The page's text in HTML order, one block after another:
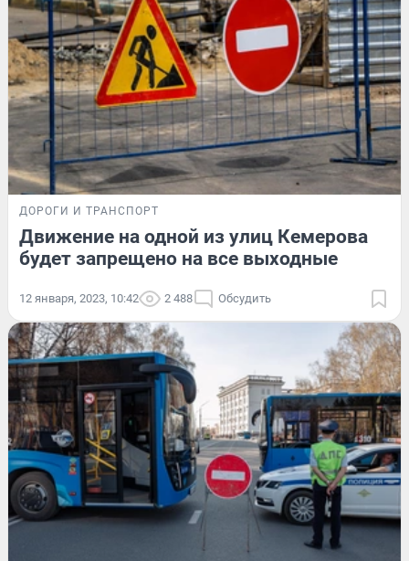
ДОРОГИ И ТРАНСПОРТ
Движение на одной из улиц Кемерова
будет запрещено на все выходные
12 января, 2023, 10:42 2 488 Обсудить